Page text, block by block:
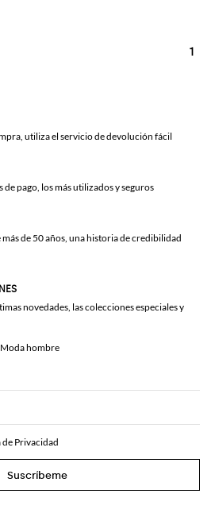
1
utiliza el servicio de devolución fácil
de pago, los más utilizados y seguros
más de 50 años, una historia de credibilidad
novedades, las colecciones especiales y
Moda hombre
de Privacidad
Suscríbeme